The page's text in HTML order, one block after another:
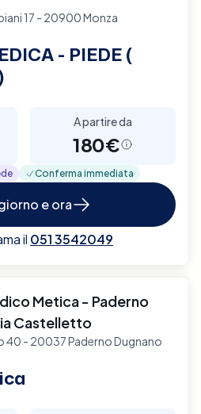
17 - 20900 Monza
- PIEDE (
A partire da
180€
Conferma immediata
e ora
il 051 3542049
Metica - Paderno
Castelletto
40 - 20037 Paderno Dugnano